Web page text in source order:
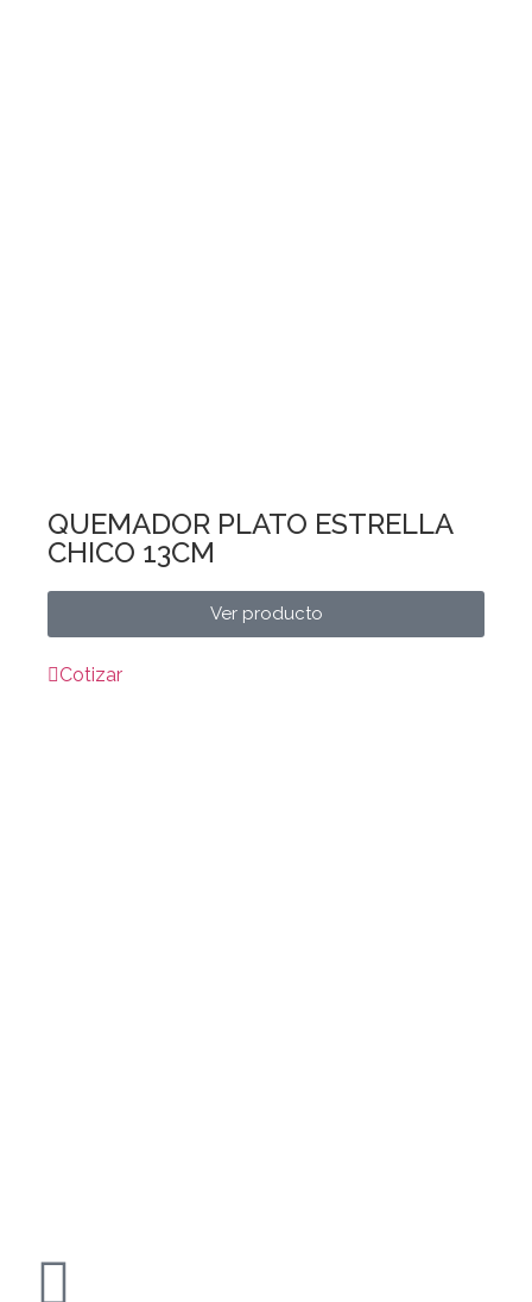
QUEMADOR PLATO ESTRELLA
CHICO 13CM
Ver producto
Cotizar